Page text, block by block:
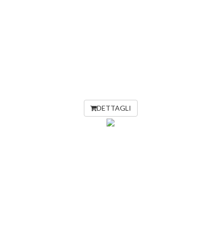
DETTAGLI